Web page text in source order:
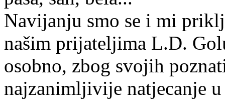
Navijanju smo se i mi
našim prijateljima L.D.
osobno, zbog svojih
najzanimljivije natjecanje